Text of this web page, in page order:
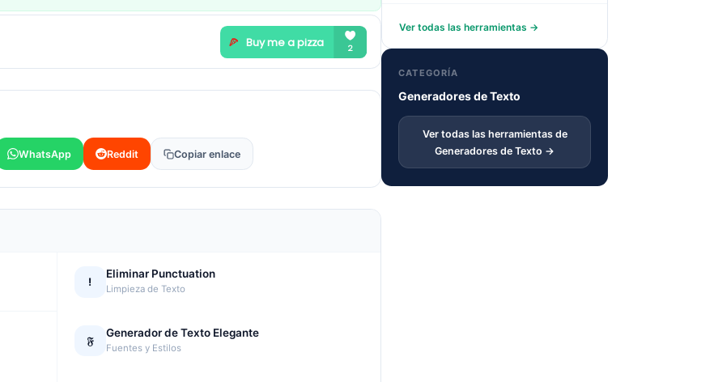
WhatsApp Reddit Copiar enlace
!
Eliminar Punctuation
Limpieza de Texto
𝔉
Generador de Texto Elegante
Fuentes y Estilos
Ver todas las herramientas →
CATEGORÍA
Generadores de Texto
Ver todas las herramientas de
Generadores de Texto →